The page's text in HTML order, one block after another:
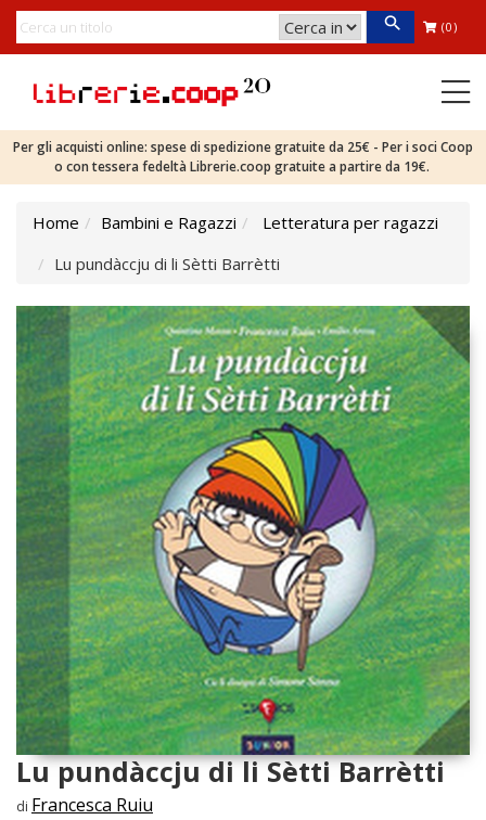
(0)
Per gli acquisti online: spese di spedizione gratuite da 25€ - Per i soci Coop
o con tessera fedeltà Librerie.coop gratuite a partire da 19€.
Home Bambini e Ragazzi
Letteratura per ragazzi
Lu pundàccju di li Sètti Barrètti
Lu pundàccju di li Sètti Barrètti
di Francesca Ruiu